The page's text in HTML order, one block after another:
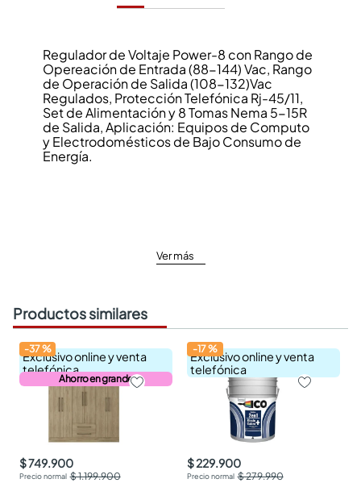
Regulador de Voltaje Power-8 con Rango de
Opereación de Entrada (88-144) Vac, Rango
de Operación de Salida (108-132)Vac
Regulados, Protección Telefónica Rj-45/11,
Set de Alimentación y 8 Tomas Nema 5-15R
de Salida, Aplicación: Equipos de Computo
y Electrodomésticos de Bajo Consumo de
Energía.
Ver más
Productos similares
Exclusivo online y venta
telefónica
Ahorro en grande
-37%
$ 749.900
$ 1.199.900
Exclusivo online y venta
telefónica
-17%
$ 229.900
$ 279.990